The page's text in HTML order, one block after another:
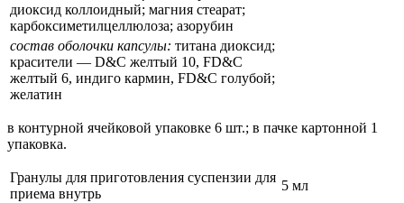
диоксид коллоидный; магния стеарат;
карбоксиметилцеллюлоза; азорубин
состав оболочки капсулы: титана диоксид;
красители — D&C желтый 10, FD&C
желтый 6, индиго кармин, FD&C голубой;
желатин
в контурной ячейковой упаковке 6 шт.; в пачке картонной 1
упаковка.
Гранулы для приготовления суспензии для
приема внутрь
5 мл